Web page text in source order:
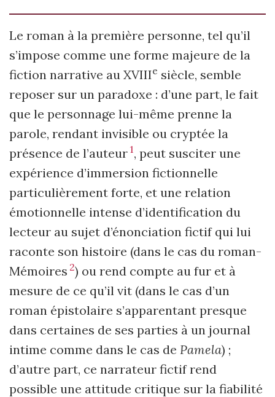
Le roman à la première personne, tel qu’il
s’impose comme une forme majeure de la
fiction narrative au XVIIIe siècle, semble
reposer sur un paradoxe : d’une part, le fait
que le personnage lui-même prenne la
parole, rendant invisible ou cryptée la
présence de l’auteur 1, peut susciter une
expérience d’immersion fictionnelle
particulièrement forte, et une relation
émotionnelle intense d’identification du
lecteur au sujet d’énonciation fictif qui lui
raconte son histoire (dans le cas du roman-
Mémoires 2) ou rend compte au fur et à
mesure de ce qu’il vit (dans le cas d’un
roman épistolaire s’apparentant presque
dans certaines de ses parties à un journal
intime comme dans le cas de Pamela) ;
d’autre part, ce narrateur fictif rend
possible une attitude critique sur la fiabilité